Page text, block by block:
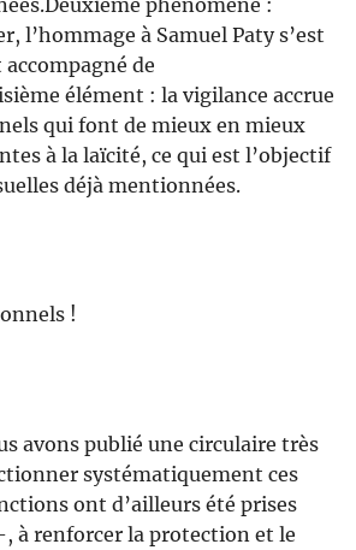
l’hommage à Samuel Paty s’est
de
élément : la vigilance accrue
qui font de mieux en mieux
à la laïcité, ce qui est l’objectif
déjà mentionnées.
!
avons publié une circulaire très
systématiquement ces
ont d’ailleurs été prises
à renforcer la protection et le